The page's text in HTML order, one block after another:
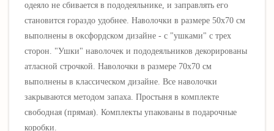
одеяло не сбивается в пододеяльнике, и заправлять его
становится гораздо удобнее. Наволочки в размере 50х70 см
выполнены в оксфордском дизайне - с "ушками" с трех
сторон. "Ушки" наволочек и пододеяльников декорированы
атласной строчкой. Наволочки в размере 70х70 см
выполнены в классическом дизайне. Все наволочки
закрываются методом запаха. Простыня в комплекте
свободная (прямая). Комплекты упакованы в подарочные
коробки.